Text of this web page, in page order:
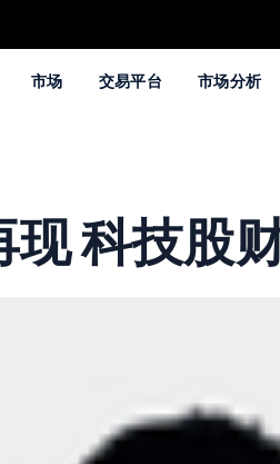
市场 交易平台 市场分析
现 科技股